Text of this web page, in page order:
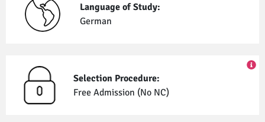
Language of Study:
German
Selection Procedure:
Free Admission (No NC)